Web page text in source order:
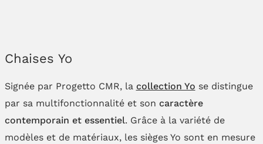
Chaises Yo
Signée par Progetto CMR, la collection Yo se distingue
par sa multifonctionnalité et son caractère
contemporain et essentiel. Grâce à la variété de
modèles et de matériaux, les sièges Yo sont en mesure